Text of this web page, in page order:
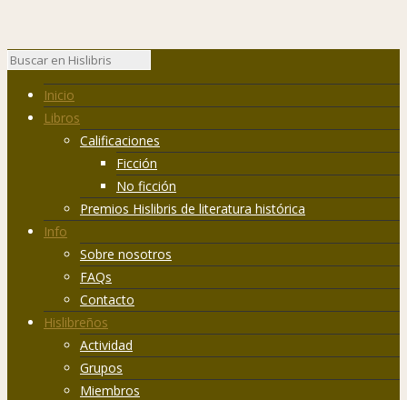
Inicio
Libros
Calificaciones
Ficción
No ficción
Premios Hislibris de literatura histórica
Info
Sobre nosotros
FAQs
Contacto
Hislibreños
Actividad
Grupos
Miembros